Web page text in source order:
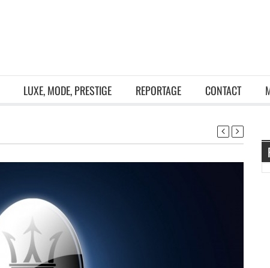
LUXE, MODE, PRESTIGE REPORTAGE CONTACT